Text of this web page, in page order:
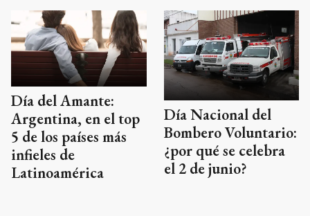
Día del Amante:
Argentina, en el top
5 de los países más
infieles de
Latinoamérica
Día Nacional del
Bombero Voluntario:
¿por qué se celebra
el 2 de junio?